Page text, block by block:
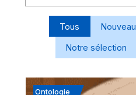
Tous Nouveau
Notre sélection
Ontologie